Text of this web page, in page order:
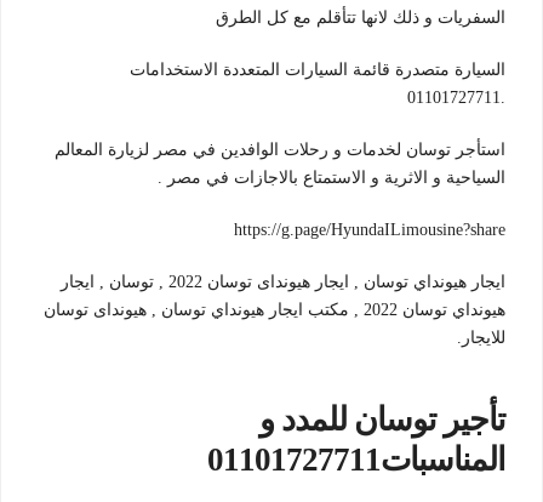
السفريات و ذلك لانها تتأقلم مع كل الطرق
السيارة متصدرة قائمة السيارات المتعددة الاستخدامات
استأجر توسان لخدمات و رحلات الوافدين في مصر لزيارة المعالم
السياحية و الاثرية و الاستمتاع بالاجازات في مصر .
https://g.page/HyundaILimousine?share
ايجار هيونداي توسان , ايجار هيونداى توسان 2022 , توسان , ايجار
هيونداي توسان 2022 , مكتب ايجار هيونداي توسان , هيونداى توسان
للايجار.
تأجير توسان للمدد و
المناسبات01101727711